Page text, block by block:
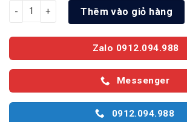
Tủ lạnh Sharp 181 lít Inverter SJ-X198V-DG
Thêm vào giỏ hàng
Zalo 0912.094.988
Messenger
0912.094.988